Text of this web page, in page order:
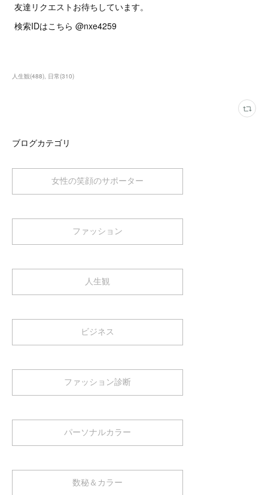
友達リクエストお待ちしています。
検索IDはこちら @nxe4259
人生観(488) 日常(310)
ブログカテゴリ
女性の笑顔のサポーター
ファッション
人生観
ビジネス
ファッション診断
パーソナルカラー
数秘＆カラー